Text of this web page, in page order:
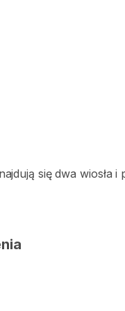
się dwa wiosła i